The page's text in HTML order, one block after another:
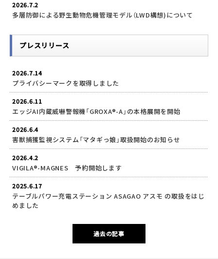
2026.7.2
多層防御による野生動物危機管理モデル（LWD構想)について
プレスリリース
2026.7.14
プライバシーマークを取得しました
2026.6.11
エッジAI内蔵威嚇警報機「GROXA®-A」の本格展開を開始
2026.6.4
害獣捕獲監視システム「マタギっ娘」取扱開始のお知らせ
2026.4.2
VIGILA®-MAGNES 予約開始します
2025.6.17
テーブルパワー充電ステーション ASAGAO アスモ の取扱をはじ
めました
過去の記事